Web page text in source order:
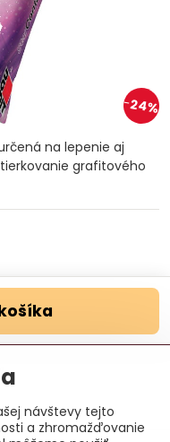
24%
na lepenie aj
grafitového
košíka
návštevy tejto
a zhromažďovanie